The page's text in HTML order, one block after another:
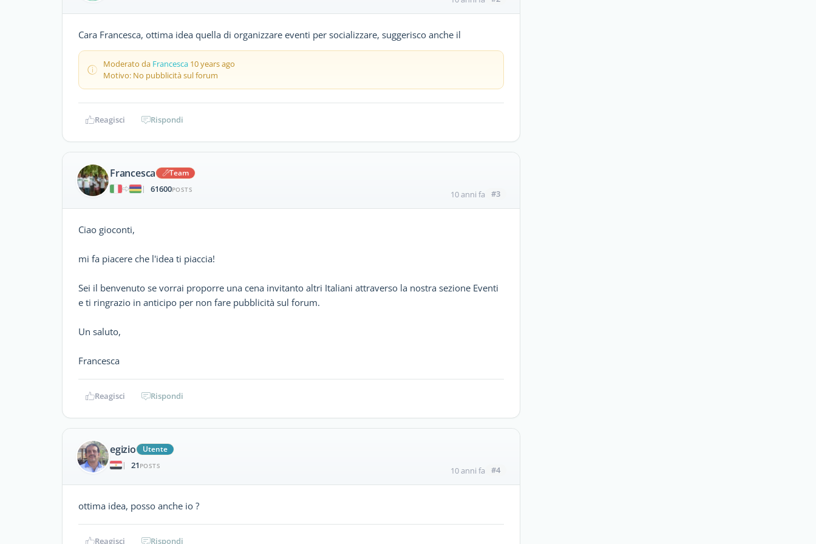
Cara Francesca, ottima idea quella di organizzare eventi per socializzare, suggerisco anche il
Moderato da Francesca 10 years ago
Motivo: No pubblicità sul forum
Reagisci Rispondi
Francesca
Team
|
61600POSTS 10 anni fa #3
Ciao gioconti,
mi fa piacere che l'idea ti piaccia!
Sei il benvenuto se vorrai proporre una cena invitanto altri Italiani attraverso la nostra sezione Eventi
e ti ringrazio in anticipo per non fare pubblicità sul forum.
Un saluto,
Francesca
Reagisci Rispondi
egizio
Utente
|
21 POSTS 10 anni fa #4
ottima idea, posso anche io ?
Reagisci Rispondi